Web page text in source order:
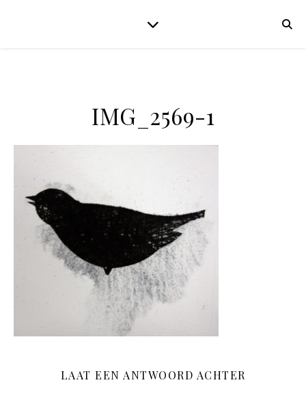
IMG_2569-1
LAAT EEN ANTWOORD ACHTER